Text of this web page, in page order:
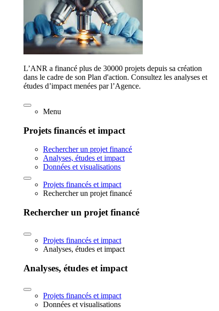
L’ANR a financé plus de 30000 projets depuis sa création
dans le cadre de son Plan d'action. Consultez les analyses et
études d’impact menées par l’Agence.
Menu
Projets financés et impact
Rechercher un projet financé
Analyses, études et impact
Données et visualisations
Projets financés et impact
Rechercher un projet financé
Rechercher un projet financé
Projets financés et impact
Analyses, études et impact
Analyses, études et impact
Projets financés et impact
Données et visualisations